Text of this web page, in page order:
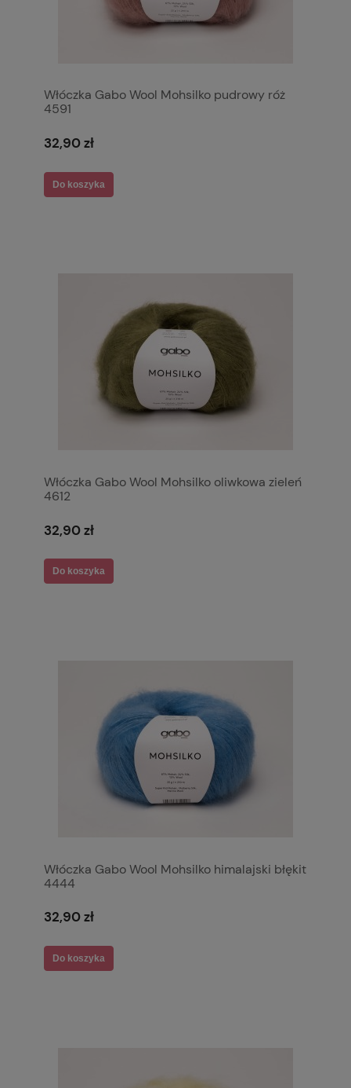
Włóczka Gabo Wool Mohsilko pudrowy róż
4591
32,90 zł
Do koszyka
Włóczka Gabo Wool Mohsilko oliwkowa zieleń
4612
32,90 zł
Do koszyka
Włóczka Gabo Wool Mohsilko himalajski błękit
4444
32,90 zł
Do koszyka